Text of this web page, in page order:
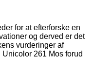
for at efterforske en
og derved er det
vurderinger af
261 Mos forud